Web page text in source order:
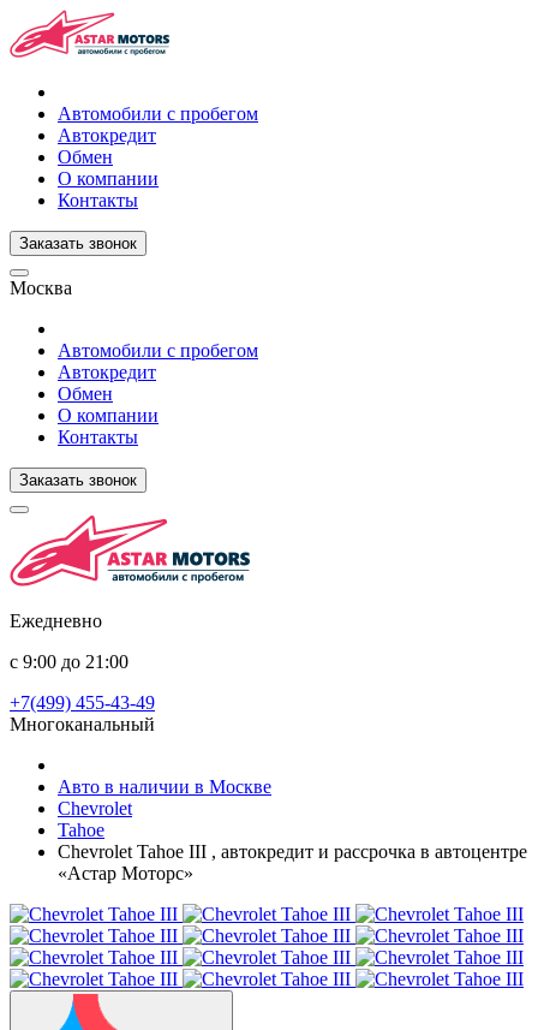
Автомобили с пробегом
Автокредит
Обмен
О компании
Контакты
Заказать звонок
Москва
Автомобили с пробегом
Автокредит
Обмен
О компании
Контакты
Заказать звонок
Ежедневно
с 9:00 до 21:00
+7(499) 455-43-49
Многоканальный
Авто в наличии в Москве
Chevrolet
Tahoe
Chevrolet Tahoe III , автокредит и рассрочка в автоцентре
«Астар Моторс»